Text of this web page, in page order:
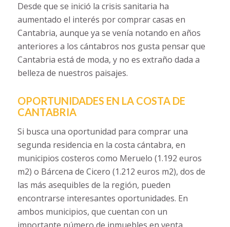
Desde que se inició la crisis sanitaria ha
aumentado el interés por comprar casas en
Cantabria, aunque ya se venía notando en años
anteriores a los cántabros nos gusta pensar que
Cantabria está de moda, y no es extraño dada a
belleza de nuestros paisajes.
OPORTUNIDADES EN LA COSTA DE
CANTABRIA
Si busca una oportunidad para comprar una
segunda residencia en la costa cántabra, en
municipios costeros como Meruelo (1.192 euros
m2) o Bárcena de Cicero (1.212 euros m2), dos de
las más asequibles de la región, pueden
encontrarse interesantes oportunidades. En
ambos municipios, que cuentan con un